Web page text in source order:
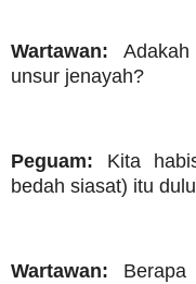
Wartawan:
unsur jenayah?
Peguam: Kita
bedah siasat) itu
Wartawan: